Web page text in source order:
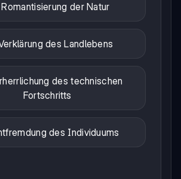
der Natur
des Landlebens
des technischen
Fortschritts
des Individuums